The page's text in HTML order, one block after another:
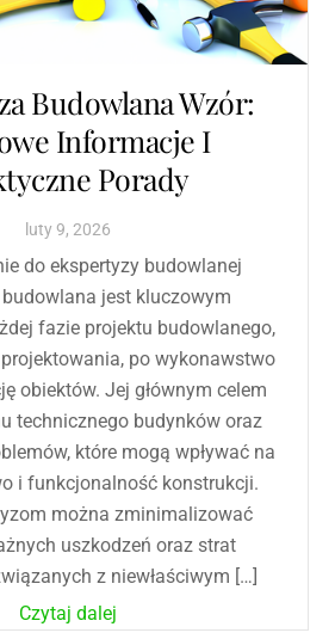
Budowlana Wzór:
Informacje I
Porady
luty 9, 2026
do ekspertyzy budowlanej
budowlana jest kluczowym
fazie projektu budowlanego,
po wykonawstwo
obiektów. Jej głównym celem
technicznego budynków oraz
które mogą wpływać na
i funkcjonalność konstrukcji.
można zminimalizować
uszkodzeń oraz strat
z niewłaściwym […]
Czytaj dalej